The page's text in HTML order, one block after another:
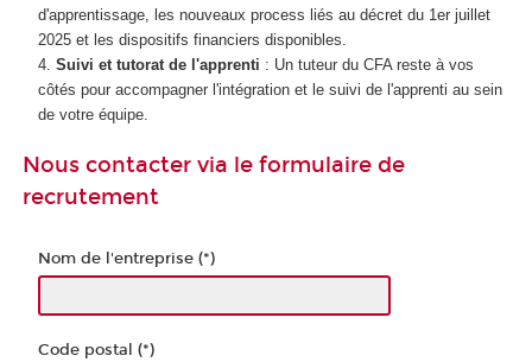
d'apprentissage, les nouveaux process liés au décret du 1er juillet
2025 et les dispositifs financiers disponibles.
Suivi et tutorat de l'apprenti : Un tuteur du CFA reste à vos
côtés pour accompagner l'intégration et le suivi de l'apprenti au sein
de votre équipe.
Nous contacter via le formulaire de
recrutement
Nom de l'entreprise (*)
Code postal (*)